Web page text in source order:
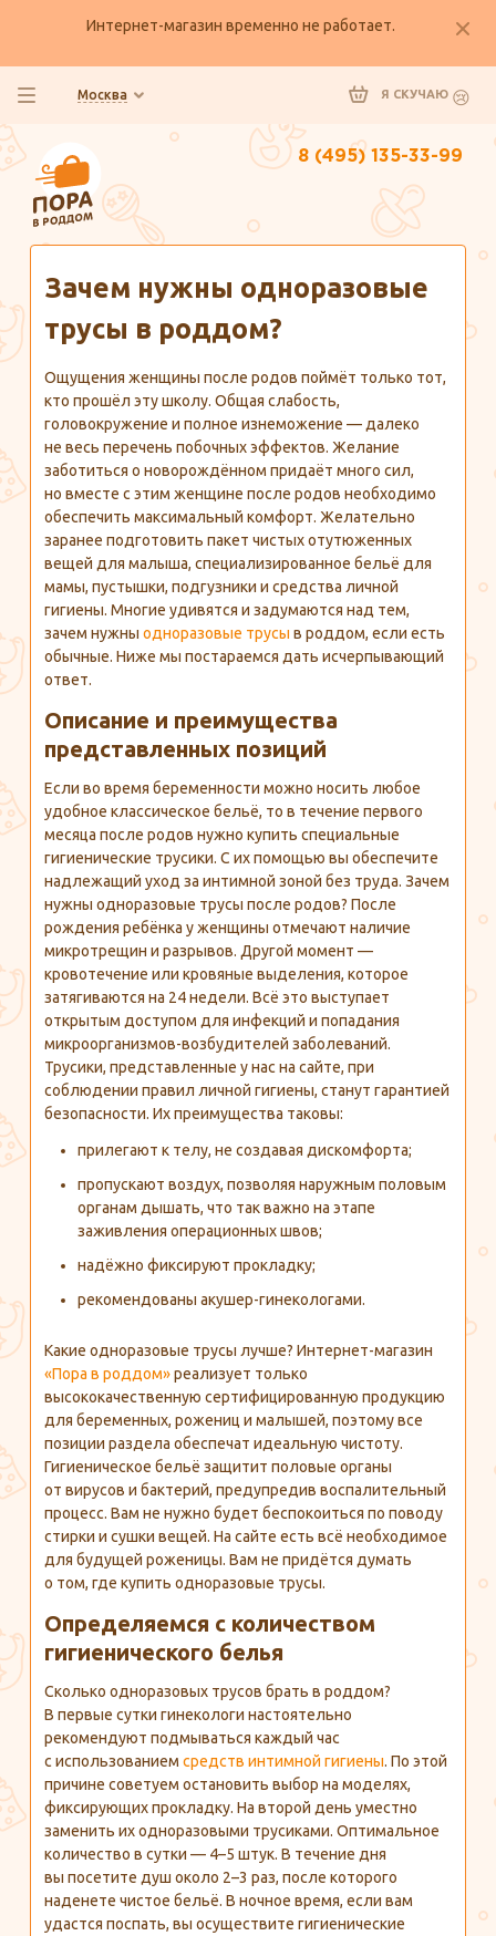
Интернет-магазин временно не работает.
Москва Я СКУЧАЮ
8 (495) 135-33-99
Зачем нужны одноразовые
трусы в роддом?
Ощущения женщины после родов поймёт только тот,
кто прошёл эту школу. Общая слабость,
головокружение и полное изнеможение — далеко
не весь перечень побочных эффектов. Желание
заботиться о новорождённом придаёт много сил,
но вместе с этим женщине после родов необходимо
обеспечить максимальный комфорт. Желательно
заранее подготовить пакет чистых отутюженных
вещей для малыша, специализированное бельё для
мамы, пустышки, подгузники и средства личной
гигиены. Многие удивятся и задумаются над тем,
зачем нужны одноразовые трусы в роддом, если есть
обычные. Ниже мы постараемся дать исчерпывающий
ответ.
Описание и преимущества
представленных позиций
Если во время беременности можно носить любое
удобное классическое бельё, то в течение первого
месяца после родов нужно купить специальные
гигиенические трусики. С их помощью вы обеспечите
надлежащий уход за интимной зоной без труда. Зачем
нужны одноразовые трусы после родов? После
рождения ребёнка у женщины отмечают наличие
микротрещин и разрывов. Другой момент —
кровотечение или кровяные выделения, которое
затягиваются на 24 недели. Всё это выступает
открытым доступом для инфекций и попадания
микроорганизмов-возбудителей заболеваний.
Трусики, представленные у нас на сайте, при
соблюдении правил личной гигиены, станут гарантией
безопасности. Их преимущества таковы:
прилегают к телу, не создавая дискомфорта;
пропускают воздух, позволяя наружным половым
органам дышать, что так важно на этапе
заживления операционных швов;
надёжно фиксируют прокладку;
рекомендованы акушер-гинекологами.
Какие одноразовые трусы лучше? Интернет-магазин
«Пора в роддом»реализует только
высококачественную сертифицированную продукцию
для беременных, рожениц и малышей, поэтому все
позиции раздела обеспечат идеальную чистоту.
Гигиеническое бельё защитит половые органы
от вирусов и бактерий, предупредив воспалительный
процесс. Вам не нужно будет беспокоиться по поводу
стирки и сушки вещей. На сайте есть всё необходимое
для будущей роженицы. Вам не придётся думать
о том, где купить одноразовые трусы.
Определяемся с количеством
гигиенического белья
Сколько одноразовых трусов брать в роддом?
В первые сутки гинекологи настоятельно
рекомендуют подмываться каждый час
с использованием средств интимной гигиены. По этой
причине советуем остановить выбор на моделях,
фиксирующих прокладку. На второй день уместно
заменить их одноразовыми трусиками. Оптимальное
количество в сутки — 4–5 штук. В течение дня
вы посетите душ около 2–3 раз, после которого
наденете чистое бельё. В ночное время, если вам
удастся поспать, вы осуществите гигиенические